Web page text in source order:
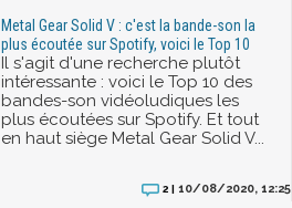
Metal Gear Solid V : c'est la bande-son la
plus écoutée sur Spotify, voici le Top 10
Il s'agit d'une recherche plutôt
intéressante : voici le Top 10 des
bandes-son vidéoludiques les
plus écoutées sur Spotify. Et tout
en haut siège Metal Gear Solid V...
2 | 10/08/2020, 12:25